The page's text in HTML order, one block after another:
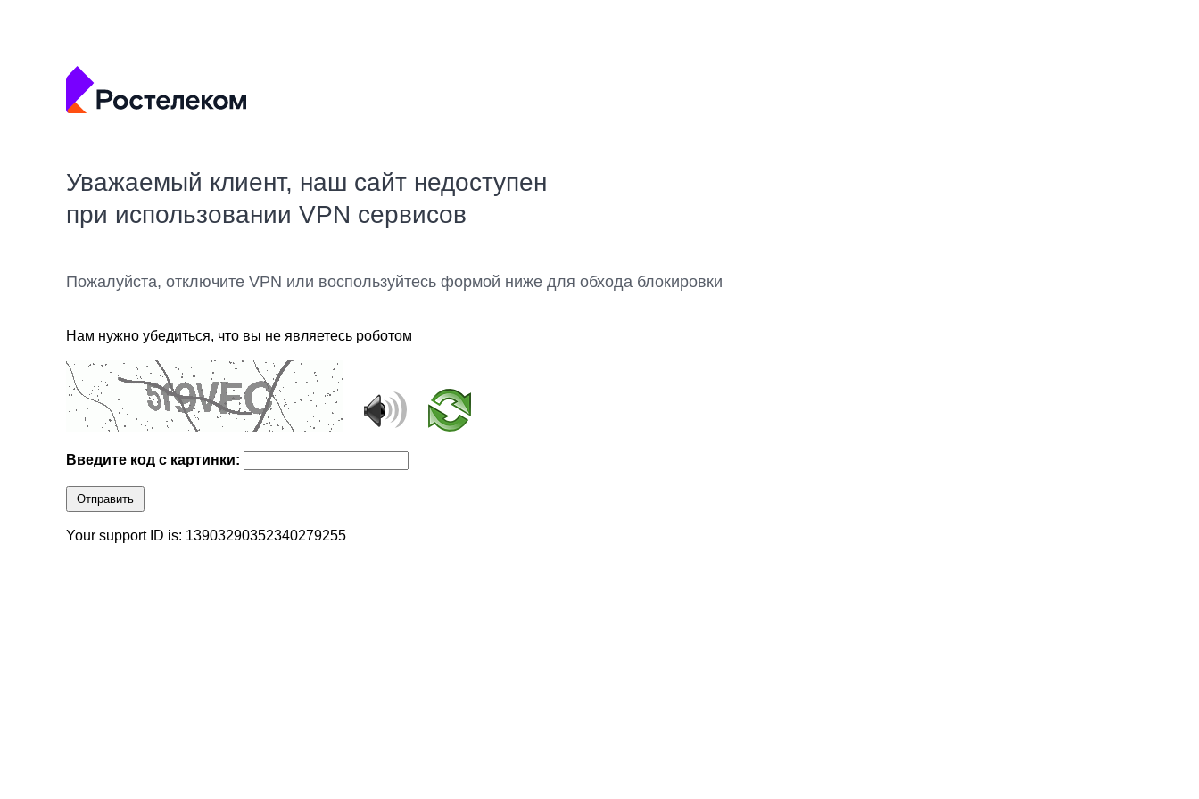
Уважаемый клиент, наш сайт недоступен
при использовании VPN сервисов
Пожалуйста, отключите VPN или воспользуйтесь формой ниже для обхода блокировки
Нам нужно убедиться, что вы не являетесь роботом
Введите код с картинки:
Отправить
Your support ID is: 13903290352340279255